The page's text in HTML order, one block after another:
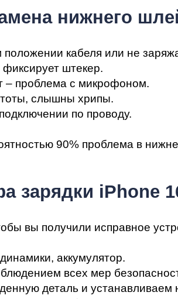
нижнего
кабеля или не
штекер.
– проблема с микрофоном.
слышны хрипы.
по проводу.
90% проблема в
зарядки iPhone
вы получили исправное
аккумулятор.
всех мер
деталь и устанавливаем